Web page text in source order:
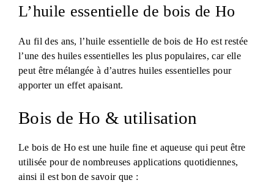
L’huile essentielle de bois de Ho
Au fil des ans, l’huile essentielle de bois de Ho est restée
l’une des huiles essentielles les plus populaires, car elle
peut être mélangée à d’autres huiles essentielles pour
apporter un effet apaisant.
Bois de Ho & utilisation
Le bois de Ho est une huile fine et aqueuse qui peut être
utilisée pour de nombreuses applications quotidiennes,
ainsi il est bon de savoir que :